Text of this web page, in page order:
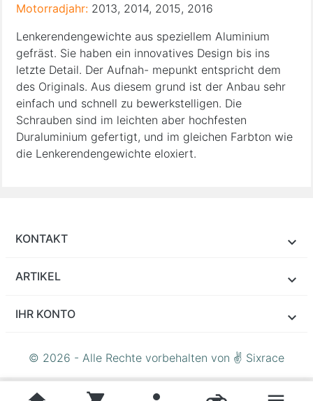
Motorradjahr: 2013, 2014, 2015, 2016
Lenkerendengewichte aus speziellem Aluminium
gefräst. Sie haben ein innovatives Design bis ins
letzte Detail. Der Aufnah- mepunkt entspricht dem
des Originals. Aus diesem grund ist der Anbau sehr
einfach und schnell zu bewerkstelligen. Die
Schrauben sind im leichten aber hochfesten
Duraluminium gefertigt, und im gleichen Farbton wie
die Lenkerendengewichte eloxiert.
KONTAKT
ARTIKEL
IHR KONTO
© 2026 - Alle Rechte vorbehalten von ✌ Sixrace